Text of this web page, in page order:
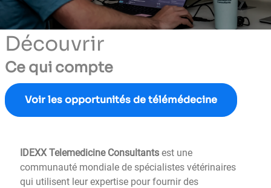
Découvrir
Ce qui compte
Voir les opportunités de télémédecine
IDEXX Telemedicine Consultantsest une
communauté mondiale de spécialistes vétérinaires
qui utilisent leur expertise pour fournir des